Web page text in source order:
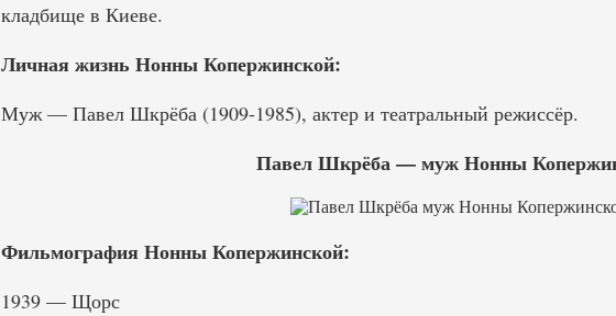
кладбище в Киеве.
Личная жизнь Нонны Копержинской:
Муж — Павел Шкрёба (1909-1985), актер и театральный режиссёр.
Павел Шкрёба — муж Нонны
Фильмография Нонны Копержинской:
1939 — Щорс